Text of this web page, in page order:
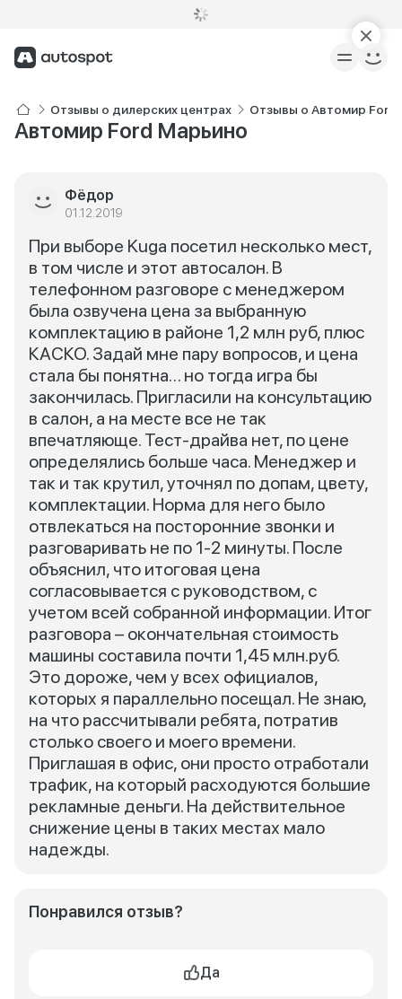
Отзывы о дилерских центрах Отзывы о Автомир Ford
Автомир Ford Марьино
Фёдор
01.12.2019
При выборе Kuga посетил несколько мест,
в том числе и этот автосалон. В
телефонном разговоре с менеджером
была озвучена цена за выбранную
комплектацию в районе 1,2 млн руб, плюс
КАСКО. Задай мне пару вопросов, и цена
стала бы понятна… но тогда игра бы
закончилась. Пригласили на консультацию
в салон, а на месте все не так
впечатляюще. Тест-драйва нет, по цене
определялись больше часа. Менеджер и
так и так крутил, уточнял по допам, цвету,
комплектации. Норма для него было
отвлекаться на посторонние звонки и
разговаривать не по 1-2 минуты. После
объяснил, что итоговая цена
согласовывается с руководством, с
учетом всей собранной информации. Итог
разговора – окончательная стоимость
машины составила почти 1,45 млн.руб.
Это дороже, чем у всех официалов,
которых я параллельно посещал. Не знаю,
на что рассчитывали ребята, потратив
столько своего и моего времени.
Приглашая в офис, они просто отработали
трафик, на который расходуются большие
рекламные деньги. На действительное
снижение цены в таких местах мало
надежды.
Понравился отзыв?
Да